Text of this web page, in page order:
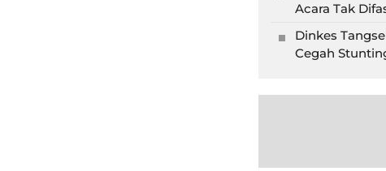
Acara Tak
Dinkes
Cegah